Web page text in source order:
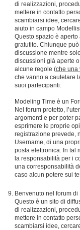
di realizzazioni,
mettere in contatto
scambiarsi idee,
aiuto in campo
Questo spazio è
gratutito. Chiunque
discussione mentre
discussioni già aperte
alcune regole (che una
che vanno a cautelare
suoi partecipanti:
Modeling Time è un
Nel forum protetto,
argomenti e per poter
esprimere le proprie
registrazione prevede,
Username, di una
posta elettronica. In tal
la responsabilità per i
una corresponsabilità
caso alcun potere sui
Benvenuto nel forum
Questo è un sito di
di realizzazioni,
mettere in contatto
scambiarsi idee,